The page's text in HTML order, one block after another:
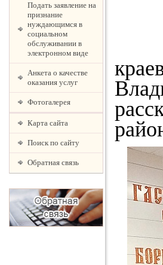
Подать заявление на
признание
нуждающимся в
социальном
обслуживании в
электронном виде
Анкета о качестве
оказания услуг
Фотогалерея
Карта сайта
Поиск по сайту
Обратная связь